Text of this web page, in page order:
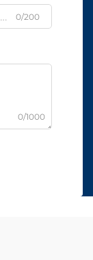
0/200
0/1000